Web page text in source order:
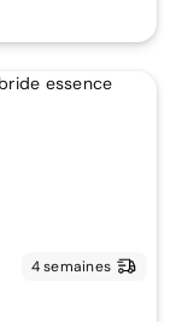
4 semaines